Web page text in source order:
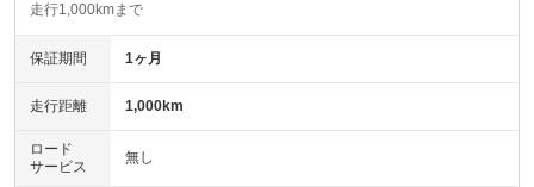
走行1,000kmまで
保証期間 1ヶ月
走行距離 1,000km
ロード
サービス
無し